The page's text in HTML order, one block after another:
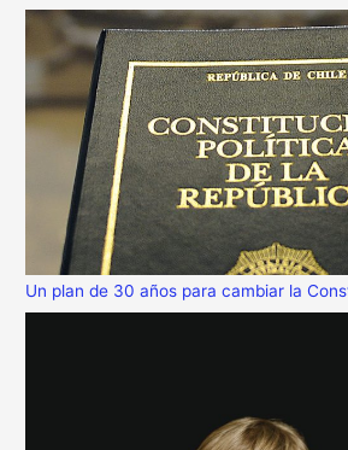
Un plan de 30 años para cambiar la